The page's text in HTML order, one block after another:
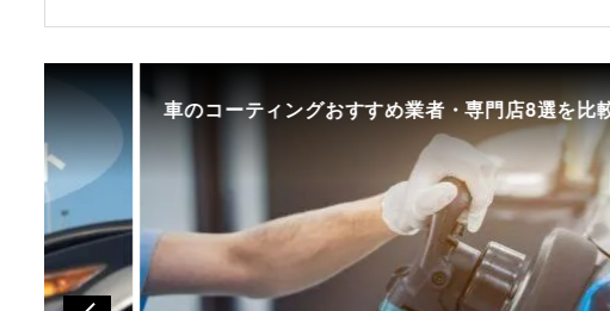
車のコーティングおすすめ業者・専門店8選を比